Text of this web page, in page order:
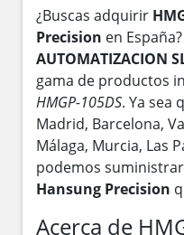
¿Buscas adquirir
Precision en
AUTOMATIZACION
gama de productos
HMGP-105DS. Ya sea
Madrid, Barcelona,
Málaga, Murcia, Las
podemos
Hansung Precision
Acerca de